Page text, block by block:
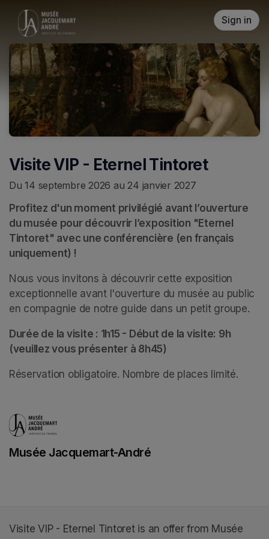
Skip header
Sign in
Visite VIP - Eternel Tintoret
Du 14 septembre 2026 au 24 janvier 2027
Profitez d'un moment privilégié avant l’ouverture
du musée pour découvrir l’exposition "Eternel
Tintoret" avec une conférencière (en français
uniquement) !
Nous vous invitons à découvrir cette exposition
exceptionnelle avant l'ouverture du musée au public
en compagnie de notre guide dans un petit groupe.
Durée de la visite : 1h15 - Début de la visite: 9h
(veuillez vous présenter à 8h45)
Réservation obligatoire. Nombre de places limité.
Musée Jacquemart-André
Visite VIP - Eternel Tintoret is an offer from Musée